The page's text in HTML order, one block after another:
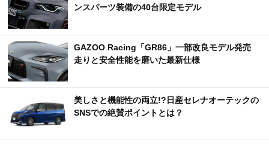
ンスパーツ装備の40台限定モデル
GAZOO Racing「GR86」一部改良モデル発売
走りと安全性能を磨いた最新仕様
美しさと機能性の両立!?日産セレナオーテックの
SNSでの絶賛ポイントとは？